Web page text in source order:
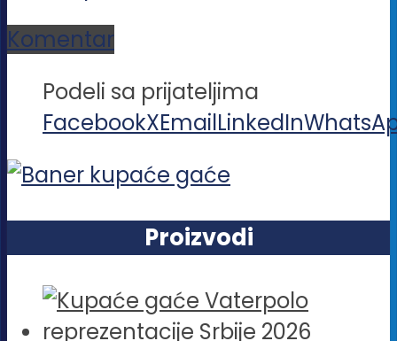
Komentar
Podeli sa prijateljima
FacebookXEmailLinkedIn
Proizvodi